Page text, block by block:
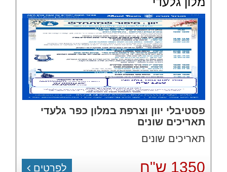
פסטיבלי יוון וצרפת במלון כפר גלעדי
תאריכים שונים
תאריכים שונים
1350 ש"ח לפרטים